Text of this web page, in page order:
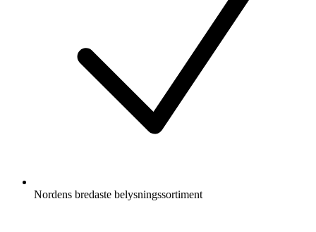
Nordens bredaste belysningssortiment